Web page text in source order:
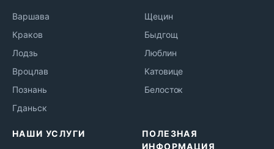
Варшава
Краков
Лодзь
Вроцлав
Познань
Гданьск
Щецин
Быдгощ
Люблин
Катовице
Белосток
НАШИ УСЛУГИ
ПОЛЕЗНАЯ
ИНФОРМАЦИЯ